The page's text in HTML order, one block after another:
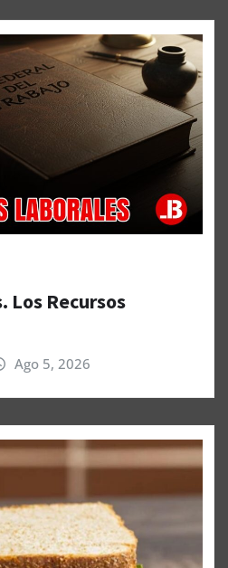
Los Recursos
Ago 5, 2026